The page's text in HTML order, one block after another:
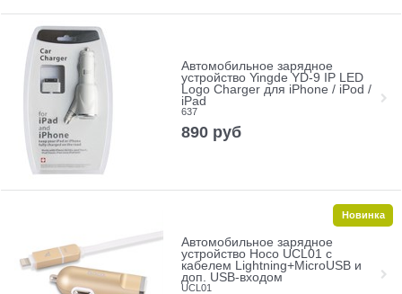
Автомобильное зарядное
устройство Yingde YD-9 IP LED
Logo Charger для iPhone / iPod /
iPad
637
890 руб
Автомобильное зарядное
устройство Hoco UCL01 с
кабелем Lightning+MicroUSB и
доп. USB-входом
UCL01
Новинка